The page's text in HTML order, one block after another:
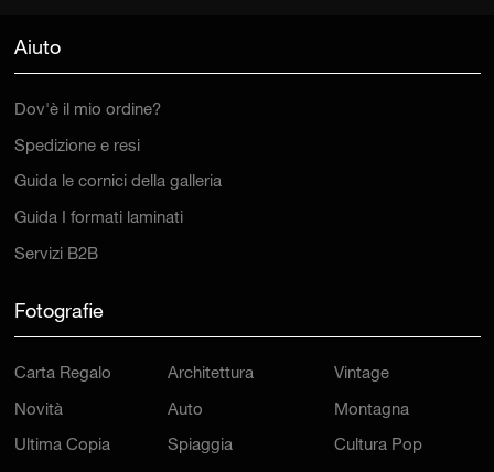
Aiuto
Dov'è il mio ordine?
Spedizione e resi
Guida le cornici della galleria
Guida I formati laminati
Servizi B2B
Fotografie
Carta Regalo
Novità
Ultima Copia
Architettura
Auto
Spiaggia
Vintage
Montagna
Cultura Pop